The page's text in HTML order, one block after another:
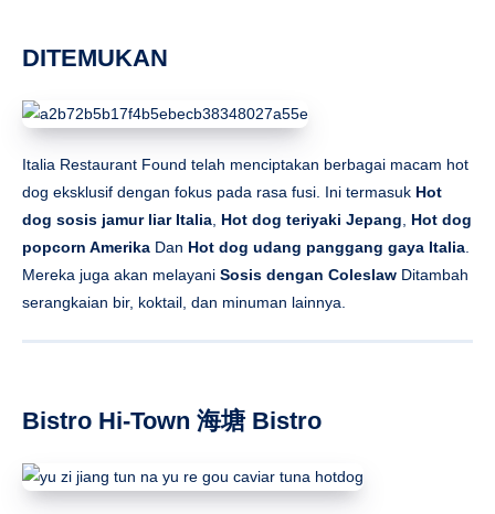
DITEMUKAN
Italia Restaurant Found telah menciptakan berbagai macam hot
dog eksklusif dengan fokus pada rasa fusi. Ini termasuk Hot
dog sosis jamur liar Italia Hot dog teriyaki Jepang
Hot dog
popcorn Amerika Dan Hot dog udang panggang gaya Italia
Mereka juga akan melayani Sosis dengan Coleslaw Ditambah
serangkaian bir, koktail, dan minuman lainnya.
Bistro Hi-Town 海塘 Bistro